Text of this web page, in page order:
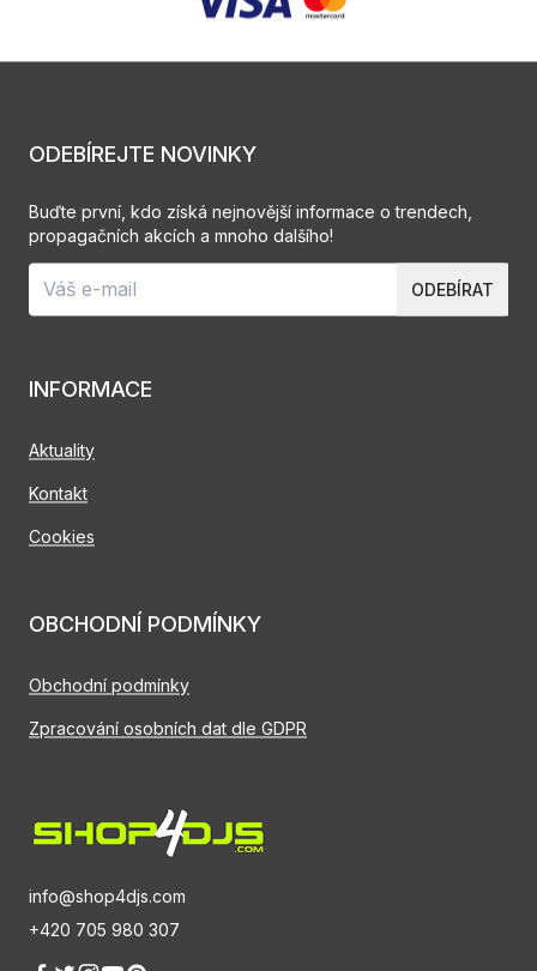
info@shop4djs.com
+420 705 980 307
INFORMACE
Aktuality
Kontakt
Cookies
OBCHODNÍ PODMÍNKY
Obchodní podmínky
Zpracování osobních dat dle GDPR
ODEBÍREJTE NOVINKY
Buďte první, kdo získá nejnovější informace o trendech,
propagačních akcích a mnoho dalšího!
ODEBÍRAT